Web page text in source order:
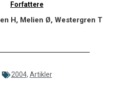
Forfattere
H, Melien Ø, Westergren T
2004, Artikler